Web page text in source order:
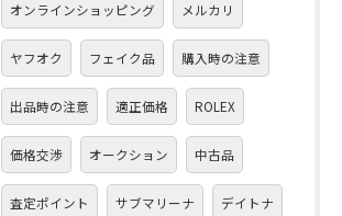
オンラインショッピング メルカリ
ヤフオク フェイク品 購入時の注意
出品時の注意 適正価格 ROLEX
価格交渉 オークション 中古品
査定ポイント サブマリーナ デイトナ